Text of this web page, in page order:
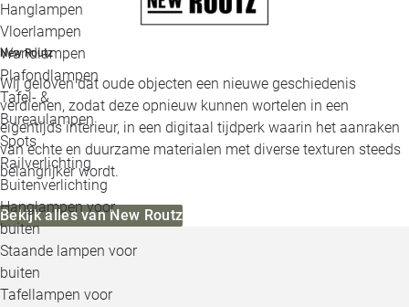
Hanglampen
Vloerlampen
Wandlampen
Plafondlampen
Tafel- &
Bureaulampen
Spots
Railverlichting
Buitenverlichting
Hanglampen voor
buiten
Staande lampen voor
buiten
Tafellampen voor
New Routz
Wij geloven dat oude objecten een nieuwe geschiedenis
verdienen, zodat deze opnieuw kunnen wortelen in een
eigentijds interieur, in een digitaal tijdperk waarin het aanraken
van echte en duurzame materialen met diverse texturen steeds
belangrijker wordt.
Bekijk alles van New Routz